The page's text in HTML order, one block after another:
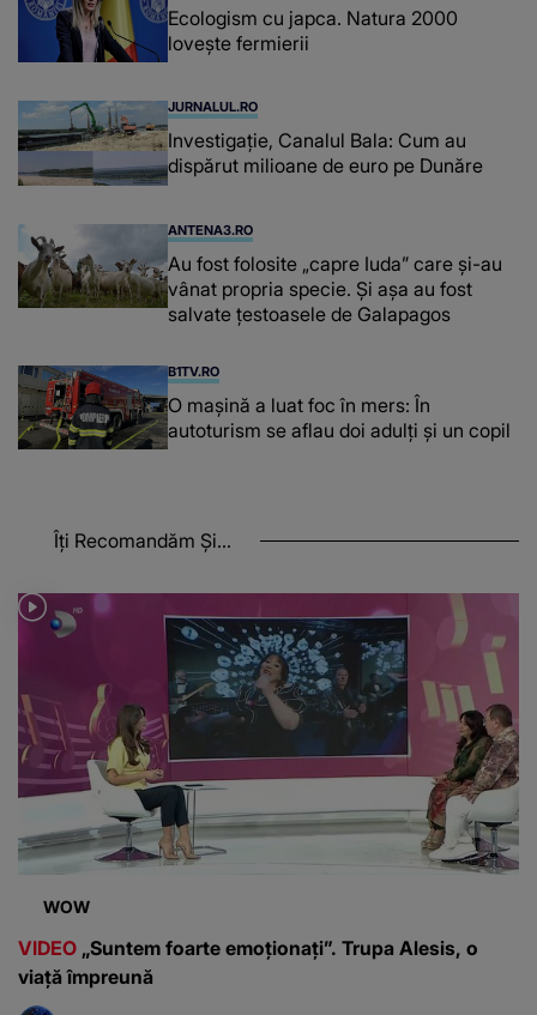
Ecologism cu japca. Natura 2000
lovește fermierii
JURNALUL.RO
Investigație, Canalul Bala: Cum au
dispărut milioane de euro pe Dunăre
ANTENA3.RO
Au fost folosite „capre Iuda” care și-au
vânat propria specie. Și așa au fost
salvate țestoasele de Galapagos
B1TV.RO
O maşină a luat foc în mers: În
autoturism se aflau doi adulți și un copil
Îți Recomandăm Și...
WOW
VIDEO „Suntem foarte emoționați”. Trupa Alesis, o
viață împreună